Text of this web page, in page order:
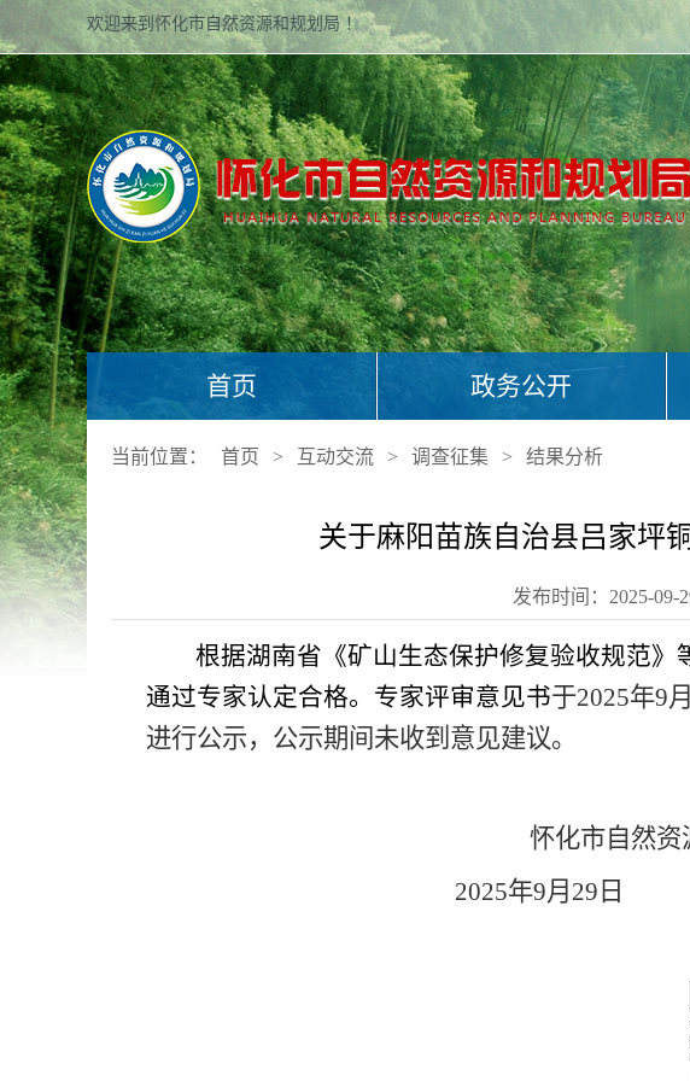
欢迎来到怀化市自然资源和规划局 ！
首页 政务公开
当前位置： 首页 > 互动交流 > 调查征集 > 结果分析
关于麻阳苗族自治县吕家坪
发布时间：2025-09-
根据湖南省《矿山生态保护修复验收规范
通过专家认定合格。专家评审意见书于2025年9月
进行公示， 公示期间未收到意见建议。
怀化市自然资
2025年9月 29 日